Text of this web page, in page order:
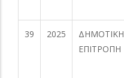
39 2025
ΔΗΜΟΤΙΚΗ
ΕΠΙΤΡΟΠΗ